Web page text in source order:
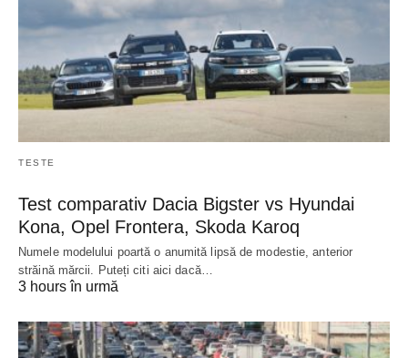
TESTE
Test comparativ Dacia Bigster vs Hyundai
Kona, Opel Frontera, Skoda Karoq
Numele modelului poartă o anumită lipsă de modestie, anterior
străină mărcii. Puteți citi aici dacă…
3 hours în urmă